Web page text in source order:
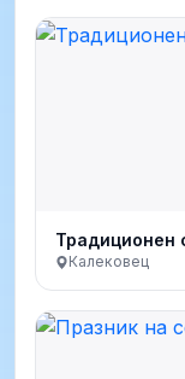
Традиционен
Калековец